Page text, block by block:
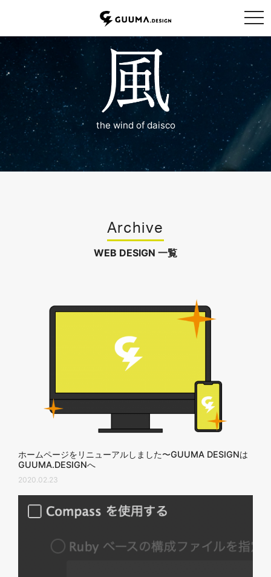
the wind of daisco
Archive
WEB DESIGN 一覧
ホームページをリニューアルしました〜GUUMA DESIGNは
GUUMA.DESIGNへ
2020.02.23